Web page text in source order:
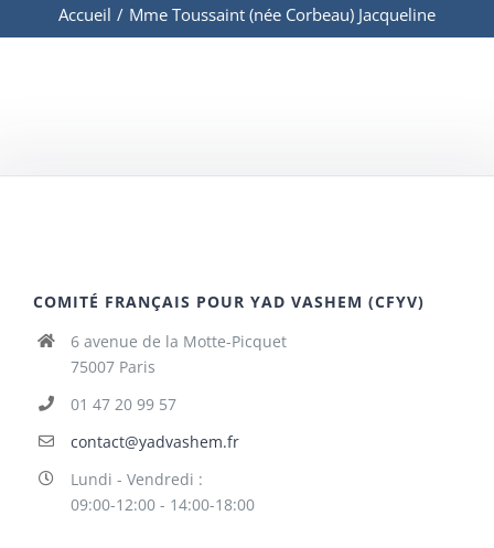
Accueil / Mme Toussaint (née Corbeau) Jacqueline
COMITÉ FRANÇAIS POUR YAD VASHEM (CFYV)
6 avenue de la Motte-Picquet
75007 Paris
01 47 20 99 57
contact@yadvashem.fr
Lundi - Vendredi :
09:00-12:00 - 14:00-18:00